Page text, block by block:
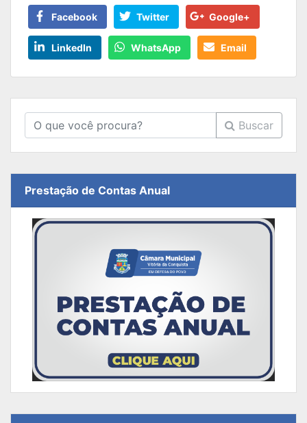
Facebook Twitter Google+
LinkedIn WhatsApp Email
Buscar
Prestação de Contas Anual